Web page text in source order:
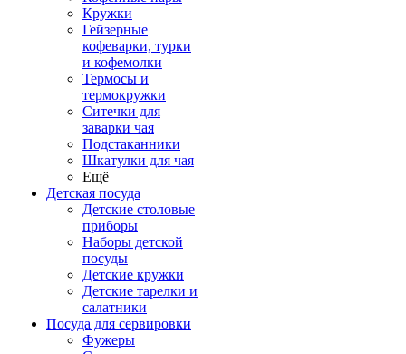
Кружки
Гейзерные
кофеварки, турки
и кофемолки
Термосы и
термокружки
Ситечки для
заварки чая
Подстаканники
Шкатулки для чая
Ещё
Детская посуда
Детские столовые
приборы
Наборы детской
посуды
Детские кружки
Детские тарелки и
салатники
Посуда для сервировки
Фужеры